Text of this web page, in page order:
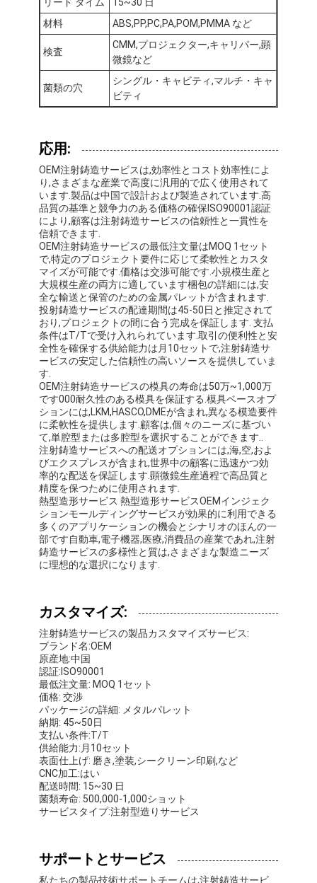
私達について
工場旅行
私達に連絡しなさい
場合
射出成形サービス
プラスチック射出成形サービス
二重打撃の射出成形
精密射出成形
ワン ショット射出成形
Overmoldingの射出成形
oemの射出成形
射出成形を挿入して下さい
電子工学の射出成形
シリコーンの射出成形
ダイ カスト サービスは
材料
ABS,PP,PC,PA,POM,PMMA など
検査
CMM,プロジェクター,キャリパー,顕
微鏡など
菌類の穴
シングル・キャビティ,マルチ・キャ
ビティ
応用:
OEM注射鋳造サービスは,効率性とコスト効率性によ
り,さまざまな産業で高度に汎用的で広く使用されて
います.製品は中国で設計および製造されています.高
品質の基準と競争力のある価格の確保ISO90001認証
により,顧客は注射鋳造サービスの信頼性と一貫性を
信頼できます.
OEM注射鋳造サービスの最低注文量はMOQ 1セット
で,特定のプロジェクト要件に応じて柔軟性とカスタ
マイズが可能です.価格は交渉可能です.小規模生産と
大規模生産の両方に適しています梱包の詳細には,安
全な輸送と保管のための金属パレットが含まれます.
投射鋳造サービスの配達期間は45-50日と推定されて
おり,プロジェクトの間に合う完成を保証します. 支払
条件はT/Tで受け入れられています.取引の便利性と安
全性を確保する供給能力は月10セットで,注射鋳造サ
ービスの安定した信頼性の高いソースを提供していま
す.
OEM注射鋳造サービスの模具の寿命は50万~1,000万
です000耐久性のある模具を保証する.模具ベースオプ
ションには,LKM,HASCO,DMEが含まれ,異なる模造要件
に柔軟性を提供します.顧客は,個々のニーズに基づい
て,単腔型または多腔型を選択することができます..
注射鋳造サービスへの配送オプションには,海,空,およ
びエクスプレスが含まれ,世界中の顧客に迅速かつ効
率的な配送を保証します.顕微鏡生産過程で高品質と
精度を保つために使用されます.
熱型造形サービス 熱型造形サービスOEMインジェク
ションモールディングサービスが効果的に利用できる
多くのアプリケーションの機会とシナリオのほんの一
部です自動車,電子機器,医療,消費品の産業であれ,注射
鋳造サービスの多様性と質は,さまざまな製造ニーズ
に理想的な選択になります.
カスタマイズ:
注射鋳造サービスの製品カスタマイズサービス:
ブランド名:OEM
原産地:中国
認証:ISO90001
最低注文量: MOQ 1セット
価格: 交渉
パッケージの詳細: メタルパレット
納期: 45~50日
支払い条件:T/T
供給能力:月10セット
表面仕上げ: 磨き,塗装,シークリーン印刷,など
CNC加工:はい
配送時間: 15~30 日
菌類寿命: 500,000-1,000ショット
サービスタイプ:注射型造りサービス
サポートとサービス
私たちの製品技術サポートチームは,注射鋳造サービ